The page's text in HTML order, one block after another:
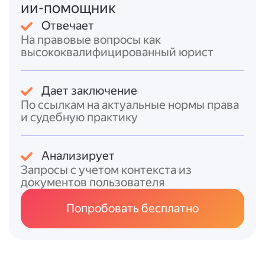
судебной практикой ).
Судебная практика
отсутствие регистрации ИП при
ведении предпринимательской
деятельности признаётся незаконной
предпринимательской деятельностью
(решение Буйнакского районного суда
от 12.11.2025 ).
Итоговый ответ
ИП работает на основании:
*Гражданского кодекса РФ(в т.?ч. ст. 2 и ст.
23), определяющего понятие
предпринимательской деятельности и
ии-помощник
Отвечает
На правовые вопросы как
высококвалифицированный юрист
Дает заключение
По ссылкам на актуальные нормы права
и судебную практику
Анализирует
Запросы с учетом контекста из
документов пользователя
Попробовать бесплатно